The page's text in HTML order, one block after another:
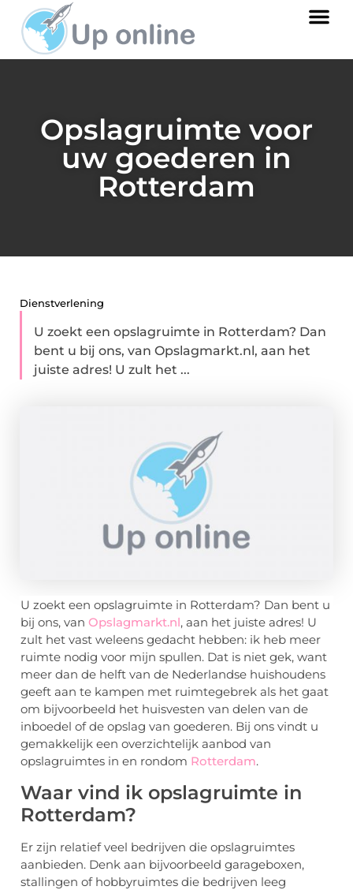
Opslagruimte voor
uw goederen in
Rotterdam
Dienstverlening
U zoekt een opslagruimte in Rotterdam? Dan
bent u bij ons, van Opslagmarkt.nl, aan het
juiste adres! U zult het ...
U zoekt een opslagruimte in Rotterdam? Dan bent u
bij ons, van Opslagmarkt.nl, aan het juiste adres! U
zult het vast weleens gedacht hebben: ik heb meer
ruimte nodig voor mijn spullen. Dat is niet gek, want
meer dan de helft van de Nederlandse huishoudens
geeft aan te kampen met ruimtegebrek als het gaat
om bijvoorbeeld het huisvesten van delen van de
inboedel of de opslag van goederen. Bij ons vindt u
gemakkelijk een overzichtelijk aanbod van
opslagruimtes in en rondom Rotterdam.
Waar vind ik opslagruimte in
Rotterdam?
Er zijn relatief veel bedrijven die opslagruimtes
aanbieden. Denk aan bijvoorbeeld garageboxen,
stallingen of hobbyruimtes die bedrijven leeg